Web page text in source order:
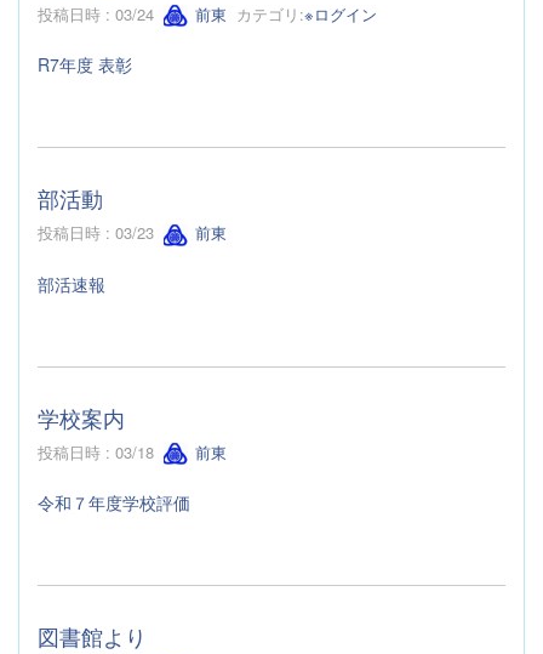
投稿日時 : 03/24 前東 カテゴリ:※ログイン
R7年度 表彰
部活動
投稿日時 : 03/23 前東
部活速報
学校案内
投稿日時 : 03/18 前東
令和７年度学校評価
図書館より